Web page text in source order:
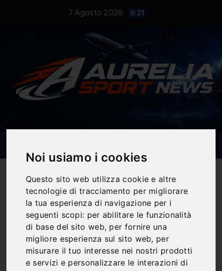
Noi usiamo i cookies
Questo sito web utilizza cookie e altre
tecnologie di tracciamento per migliorare
la tua esperienza di navigazione per i
seguenti scopi: per abilitare le funzionalità
di base del sito web, per fornire una
migliore esperienza sul sito web, per
misurare il tuo interesse nei nostri prodotti
e servizi e personalizzare le interazioni di
7 Agosto 2026 9:21
Notizie Sportive
F1 GP Canada 2026:
orari, programma
completo e dove vedere